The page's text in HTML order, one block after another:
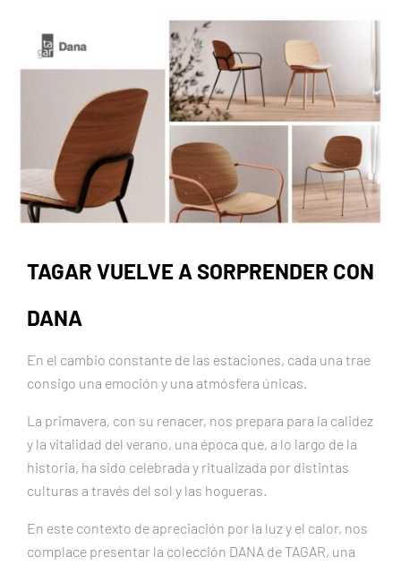
TAGAR VUELVE A SORPRENDER CON
DANA
En el cambio constante de las estaciones, cada una trae
consigo una emoción y una atmósfera únicas.
La primavera, con su renacer, nos prepara para la calidez
y la vitalidad del verano, una época que, a lo largo de la
historia, ha sido celebrada y ritualizada por distintas
culturas a través del sol y las hogueras.
En este contexto de apreciación por la luz y el calor, nos
complace presentar la colección DANA de TAGAR, una